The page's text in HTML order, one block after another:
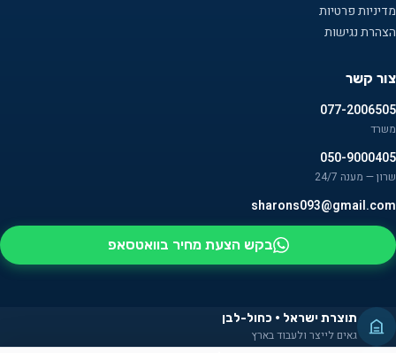
מדיניות פרטיות
הצהרת נגישות
צור קשר
077-2006505
משרד
050-9000405
שרון — מענה 24/7
sharons093@gmail.com
בקש הצעת מחיר בוואטסאפ
תוצרת ישראל · כחול-לבן
גאים לייצר ולעבוד בארץ